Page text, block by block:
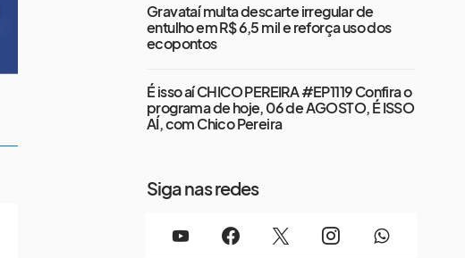
Gravataí multa descarte irregular de
entulho em R$ 6,5 mil e reforça uso dos
ecopontos
É isso aí CHICO PEREIRA #EP1119 Confira o
programa de hoje, 06 de AGOSTO, É ISSO
AÍ, com Chico Pereira
Siga nas redes